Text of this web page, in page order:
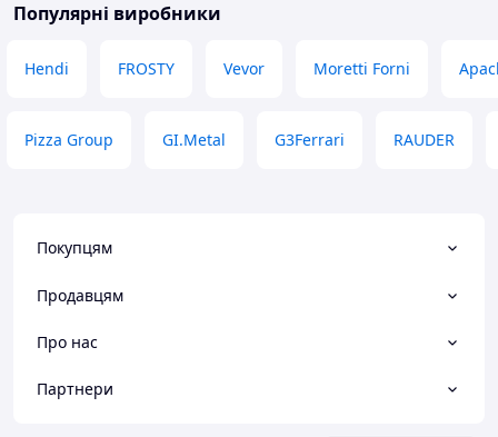
Популярні виробники
Hendi FROSTY Vevor Moretti Forni
Pizza Group GI.Metal G3Ferrari RAUDER
Покупцям
Продавцям
Про нас
Партнери